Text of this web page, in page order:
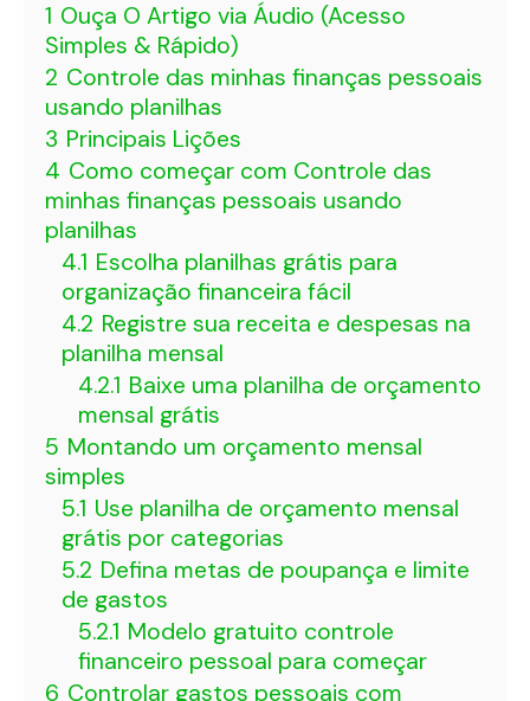
1 Ouça O Artigo via Áudio (Acesso
Simples & Rápido)
2 Controle das minhas finanças pessoais
usando planilhas
3 Principais Lições
4 Como começar com Controle das
minhas finanças pessoais usando
planilhas
4.1 Escolha planilhas grátis para
organização financeira fácil
4.2 Registre sua receita e despesas na
planilha mensal
4.2.1 Baixe uma planilha de orçamento
mensal grátis
5 Montando um orçamento mensal
simples
5.1 Use planilha de orçamento mensal
grátis por categorias
5.2 Defina metas de poupança e limite
de gastos
5.2.1 Modelo gratuito controle
financeiro pessoal para começar
6 Controlar gastos pessoais com